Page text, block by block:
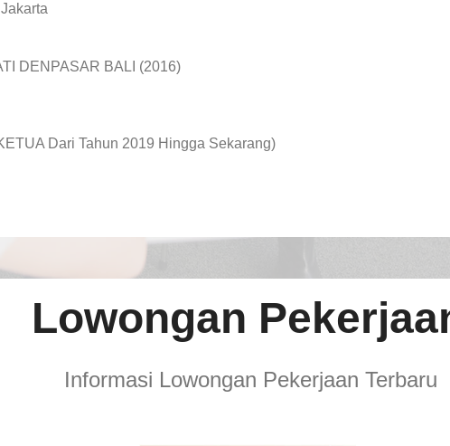
DENPASAR BALI (2016)
Dari Tahun 2019 Hingga Sekarang)
Lowongan
Informasi Lowongan Pekerjaan Terbaru